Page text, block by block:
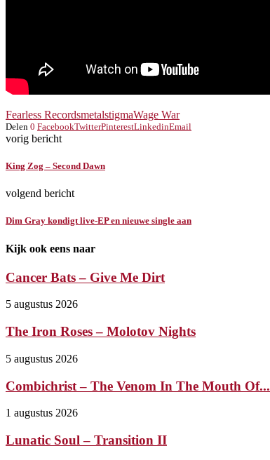
Fearless RecordsmetalstigmaWage War
Delen 0 FacebookTwitterPinterestLinkedinEmail
vorig bericht
King Zog – Second Dawn
volgend bericht
Dim Gray kondigt live-EP en nieuwe single aan
Kijk ook eens naar
Cancer Bats – Give Me Dirt
5 augustus 2026
The Iron Roses – Molotov Nights
5 augustus 2026
Combichrist – The Venom In The Mouth Of...
1 augustus 2026
Lunatic Soul – Transition II